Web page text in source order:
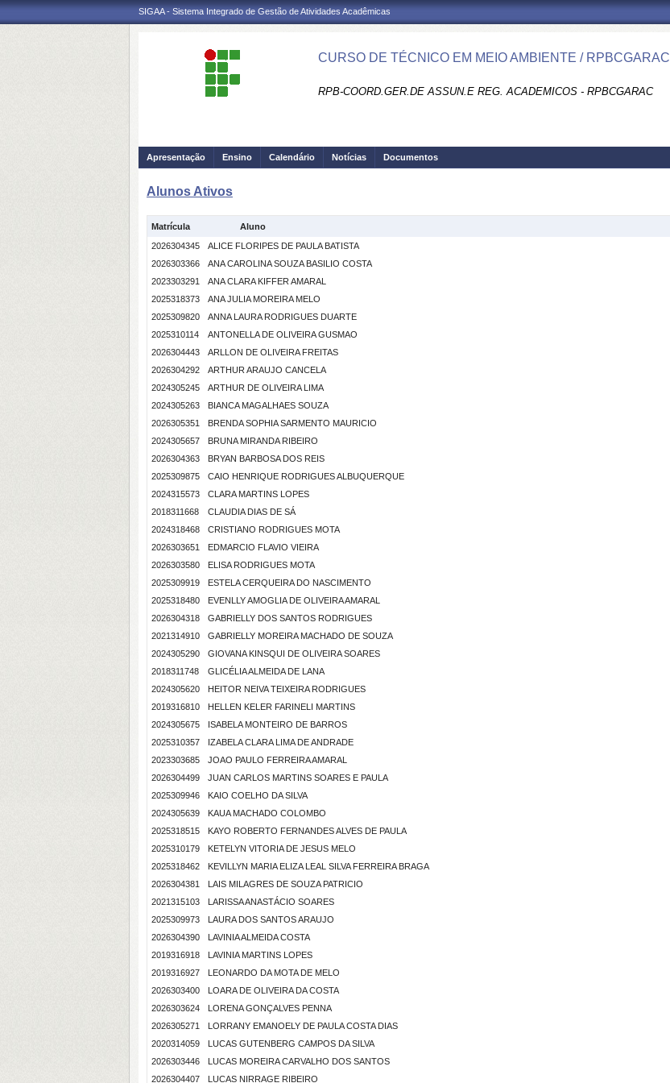
SIGAA - Sistema Integrado de Gestão de Atividades Acadêmicas
CURSO DE TÉCNICO EM MEIO AMBIENTE / RPBCGARAC
RPB-COORD.GER.DE ASSUN.E REG. ACADEMICOS - RPBCGARAC
Apresentação Ensino Calendário Notícias Documentos
Alunos Ativos
Matrícula
Aluno
2026304345
ALICE FLORIPES DE PAULA BATISTA
2026303366
ANA CAROLINA SOUZA BASILIO COSTA
2023303291
ANA CLARA KIFFER AMARAL
2025318373
ANA JULIA MOREIRA MELO
2025309820
ANNA LAURA RODRIGUES DUARTE
2025310114
ANTONELLA DE OLIVEIRA GUSMAO
2026304443
ARLLON DE OLIVEIRA FREITAS
2026304292
ARTHUR ARAUJO CANCELA
2024305245
ARTHUR DE OLIVEIRA LIMA
2024305263
BIANCA MAGALHAES SOUZA
2026305351
BRENDA SOPHIA SARMENTO MAURICIO
2024305657
BRUNA MIRANDA RIBEIRO
2026304363
BRYAN BARBOSA DOS REIS
2025309875
CAIO HENRIQUE RODRIGUES ALBUQUERQUE
2024315573
CLARA MARTINS LOPES
2018311668
CLAUDIA DIAS DE SÁ
2024318468
CRISTIANO RODRIGUES MOTA
2026303651
EDMARCIO FLAVIO VIEIRA
2026303580
ELISA RODRIGUES MOTA
2025309919
ESTELA CERQUEIRA DO NASCIMENTO
2025318480
EVENLLY AMOGLIA DE OLIVEIRA AMARAL
2026304318
GABRIELLY DOS SANTOS RODRIGUES
2021314910
GABRIELLY MOREIRA MACHADO DE SOUZA
2024305290
GIOVANA KINSQUI DE OLIVEIRA SOARES
2018311748
GLICÉLIA ALMEIDA DE LANA
2024305620
HEITOR NEIVA TEIXEIRA RODRIGUES
2019316810
HELLEN KELER FARINELI MARTINS
2024305675
ISABELA MONTEIRO DE BARROS
2025310357
IZABELA CLARA LIMA DE ANDRADE
2023303685
JOAO PAULO FERREIRA AMARAL
2026304499
JUAN CARLOS MARTINS SOARES E PAULA
2025309946
KAIO COELHO DA SILVA
2024305639
KAUA MACHADO COLOMBO
2025318515
KAYO ROBERTO FERNANDES ALVES DE PAULA
2025310179
KETELYN VITORIA DE JESUS MELO
2025318462
KEVILLYN MARIA ELIZA LEAL SILVA FERREIRA BRAGA
2026304381
LAIS MILAGRES DE SOUZA PATRICIO
2021315103
LARISSA ANASTÁCIO SOARES
2025309973
LAURA DOS SANTOS ARAUJO
2026304390
LAVINIA ALMEIDA COSTA
2019316918
LAVINIA MARTINS LOPES
2019316927
LEONARDO DA MOTA DE MELO
2026303400
LOARA DE OLIVEIRA DA COSTA
2026303624
LORENA GONÇALVES PENNA
2026305271
LORRANY EMANOELY DE PAULA COSTA DIAS
2020314059
LUCAS GUTENBERG CAMPOS DA SILVA
2026303446
LUCAS MOREIRA CARVALHO DOS SANTOS
2026304407
LUCAS NIRRAGE RIBEIRO